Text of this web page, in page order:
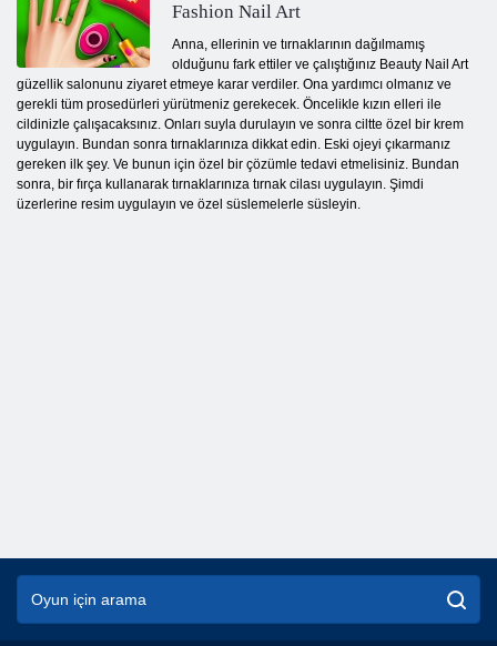
Fashion Nail Art
Anna, ellerinin ve tırnaklarının dağılmamış
olduğunu fark ettiler ve çalıştığınız Beauty Nail Art
güzellik salonunu ziyaret etmeye karar verdiler. Ona yardımcı olmanız ve
gerekli tüm prosedürleri yürütmeniz gerekecek. Öncelikle kızın elleri ile
cildinizle çalışacaksınız. Onları suyla durulayın ve sonra ciltte özel bir krem ​​
uygulayın. Bundan sonra tırnaklarınıza dikkat edin. Eski ojeyi çıkarmanız
gereken ilk şey. Ve bunun için özel bir çözümle tedavi etmelisiniz. Bundan
sonra, bir fırça kullanarak tırnaklarınıza tırnak cilası uygulayın. Şimdi
üzerlerine resim uygulayın ve özel süslemelerle süsleyin.